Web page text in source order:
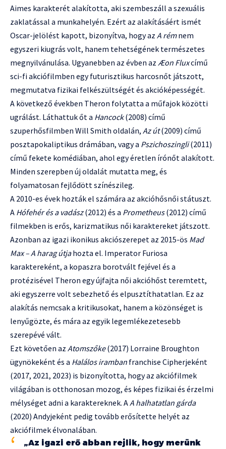
Aimes karakterét alakította, aki szembeszáll a szexuális
zaklatással a munkahelyén. Ezért az alakításáért ismét
Oscar-jelölést kapott, bizonyítva, hogy az A rémnem
egyszeri kiugrás volt, hanem tehetségének természetes
megnyilvánulása. Ugyanebben az évben az Æon Fluxcímű
sci-fi akciófilmben egy futurisztikus harcosnőt játszott,
megmutatva fizikai felkészültségét és akcióképességét.
A következő években Theron folytatta a műfajok közötti
ugrálást. Láthattuk őt a Hancock(2008) című
szuperhősfilmben Will Smith oldalán, Az út(2009) című
posztapokaliptikus drámában, vagy a Pszichoszingli(2011)
című fekete komédiában, ahol egy éretlen írónőt alakított.
Minden szerepben új oldalát mutatta meg, és
folyamatosan fejlődött színészileg.
A 2010-es évek hozták el számára az akcióhősnői státuszt.
A Hófehér és a vadász(2012) és a Prometheus(2012) című
filmekben is erős, karizmatikus női karaktereket játszott.
Azonban az igazi ikonikus akciószerepet az 2015-ös Mad
Max – A harag útjahozta el. Imperator Furiosa
karaktereként, a kopaszra borotvált fejével és a
protézisével Theron egy újfajta női akcióhőst teremtett,
aki egyszerre volt sebezhető és elpusztíthatatlan. Ez az
alakítás nemcsak a kritikusokat, hanem a közönséget is
lenyűgözte, és mára az egyik legemlékezetesebb
szerepévé vált.
Ezt követően az Atomszőke(2017) Lorraine Broughton
ügynökeként és a Halálos iramban franchise Cipherjeként
(2017, 2021, 2023) is bizonyította, hogy az akciófilmek
világában is otthonosan mozog, és képes fizikai és érzelmi
mélységet adni a karaktereknek. AA halhatatlan gárda
(2020) Andyjeként pedig tovább erősítette helyét az
akciófilmek élvonalában.
„Az igazi erő abban rejlik, hogy merünk